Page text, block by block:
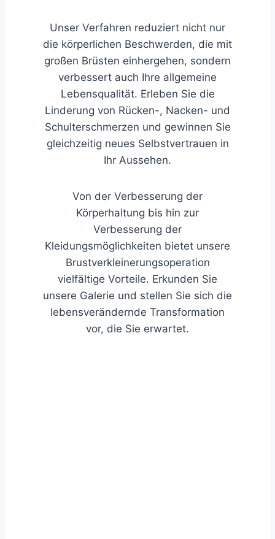
Unser Verfahren reduziert nicht nur
die körperlichen Beschwerden, die mit
großen Brüsten einhergehen, sondern
verbessert auch Ihre allgemeine
Lebensqualität. Erleben Sie die
Linderung von Rücken-, Nacken- und
Schulterschmerzen und gewinnen Sie
gleichzeitig neues Selbstvertrauen in
Ihr Aussehen.
Von der Verbesserung der
Körperhaltung bis hin zur
Verbesserung der
Kleidungsmöglichkeiten bietet unsere
Brustverkleinerungsoperation
vielfältige Vorteile. Erkunden Sie
unsere Galerie und stellen Sie sich die
lebensverändernde Transformation
vor, die Sie erwartet.